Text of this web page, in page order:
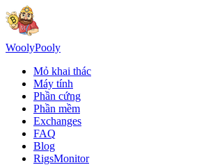
WoolyPooly
Mỏ khai thác
Máy tính
Phần cứng
Phần mềm
Exchanges
FAQ
Blog
RigsMonitor